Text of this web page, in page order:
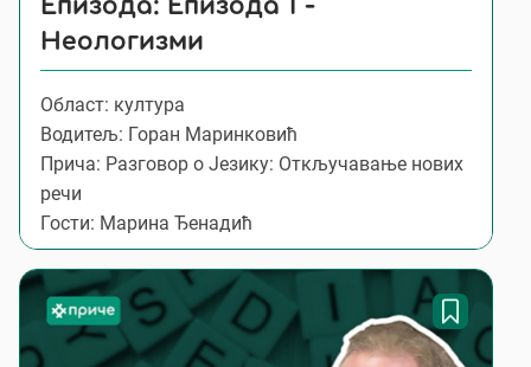
Епизода: Епизода 1 -
Неологизми
Област: култура
Водитељ: Горан Маринковић
Прича: Разговор о Језику: Откључавање нових
речи
Гости: Марина Ђенадић